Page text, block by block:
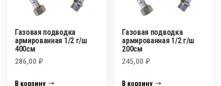
Газовая подводка
армированная 1/2 г/ш
400см
286,00 ₽
В корзину
Газовая подводка
армированная 1/2 г/ш
200см
245,00₽
В корзину